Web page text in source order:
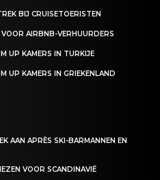
BIJ CRUISETOERISTEN
AIRBNB-VERHUURDERS
UP KAMERS IN TURKIJE
UP KAMERS IN GRIEKENLAND
AAN APRÈS SKI-BARMANNEN EN
VOOR SCANDINAVIË